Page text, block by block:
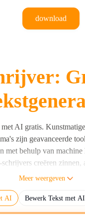
download
met AI gratis.
zijn geavanceerde
met behulp van
creëren zinnen,
van
genereren
algoritmen en
Meer weergeven
AI Bewerk Tekst met AI